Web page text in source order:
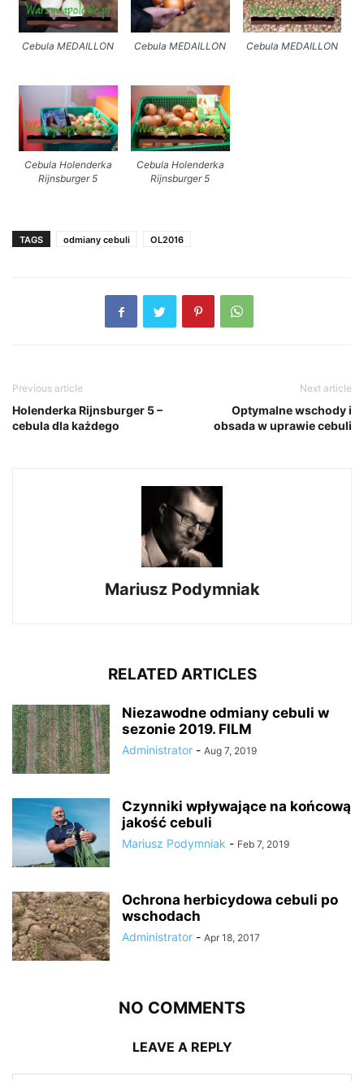
Cebula MEDAILLON Cebula MEDAILLON Cebula MEDAILLON
Cebula Holenderka
Rijnsburger 5
Cebula Holenderka
Rijnsburger 5
TAGS odmiany cebuli OL2016
Previous article
Holenderka Rijnsburger 5 –
cebula dla każdego
Next article
Optymalne wschody i
obsada w uprawie cebuli
Mariusz Podymniak
RELATED ARTICLES
Niezawodne odmiany cebuli w
sezonie 2019. FILM
Administrator - Aug 7, 2019
Czynniki wpływające na końcową
jakość cebuli
Mariusz Podymniak - Feb 7, 2019
Ochrona herbicydowa cebuli po
wschodach
Administrator - Apr 18, 2017
NO COMMENTS
LEAVE A REPLY